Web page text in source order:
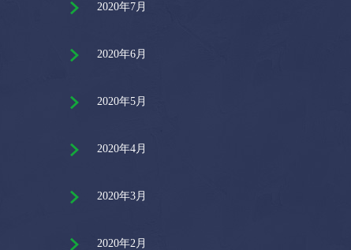
2020年7月
2020年6月
2020年5月
2020年4月
2020年3月
2020年2月